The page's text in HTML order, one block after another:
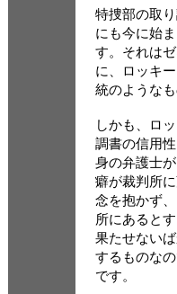
特捜部の取
にも今に始
す。それは
に、ロッキ
統のような
しかも、ロ
調書の信用
身の弁護士
癖が裁判所
念を抱かず
所にあると
果たせない
するものな
です。